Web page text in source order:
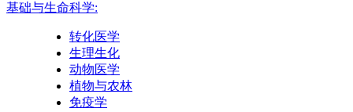
基础与生命科学:
转化医学
生理生化
动物医学
植物与农林
免疫学